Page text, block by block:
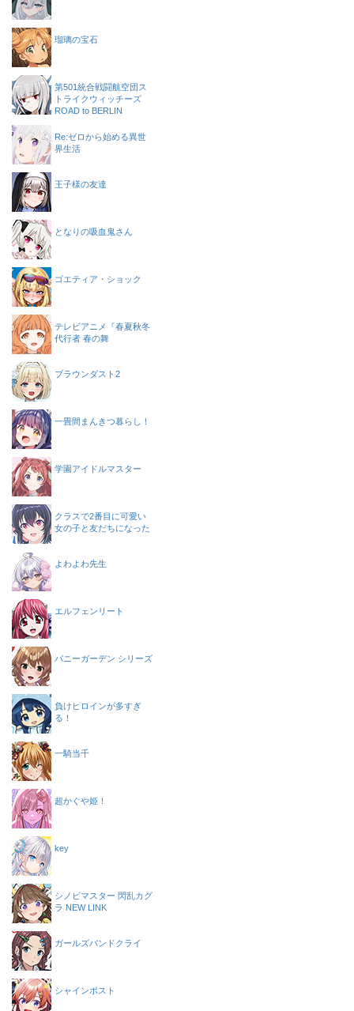
瑠璃の宝石
第501統合戦闘航空団ス
トライクウィッチーズ
ROAD to BERLIN
Re:ゼロから始める異世
界生活
王子様の友達
となりの吸血鬼さん
ゴエティア・ショック
テレビアニメ『春夏秋冬
代行者 春の舞
ブラウンダスト2
一畳間まんきつ暮らし！
学園アイドルマスター
クラスで2番目に可愛い
女の子と友だちになった
よわよわ先生
エルフェンリート
バニーガーデン シリーズ
負けヒロインが多すぎ
る！
一騎当千
超かぐや姫！
key
シノビマスター 閃乱カグ
ラ NEW LINK
ガールズバンドクライ
シャインポスト